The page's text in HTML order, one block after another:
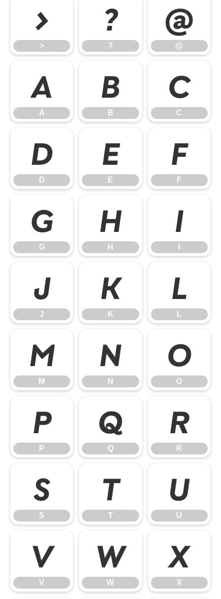
>
>
?
?
@
@
A
A
B
B
C
C
D
D
E
E
F
F
G
G
H
H
I
J
J
K
K
L
L
M
M
N
N
O
O
P
P
Q
Q
R
R
S
S
T
T
U
U
V
V
W
W
X
X